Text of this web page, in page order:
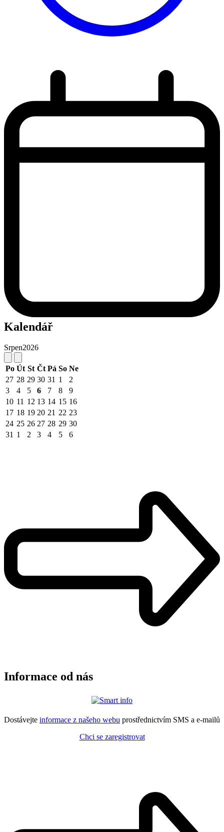
Kalendář
Srpen2026
Po Út St Čt Pá So Ne
27 28 29 30 31 1
2
3
4 5 6 7 8
9
10 11 12 13 14 15 16
17 18 19 20 21 22 23
24 25 26 27 28 29 30
31 1 2 3 4 5 6
Informace od nás
Dostávejte informace z našeho webu prostřednictvím SMS a e-mailů
Chci se zaregistrovat